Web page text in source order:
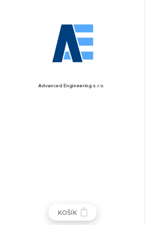
Advanced Engineering s.r.o.
KOŠÍK